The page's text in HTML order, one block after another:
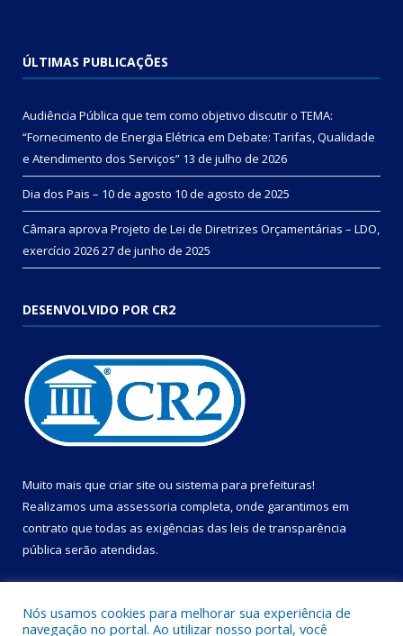
ÚLTIMAS PUBLICAÇÕES
Audiência Pública que tem como objetivo discutir o TEMA:
“Fornecimento de Energia Elétrica em Debate: Tarifas, Qualidade
e Atendimento dos Serviços” 13 de julho de 2026
Dia dos Pais – 10 de agosto 10 de agosto de 2025
Câmara aprova Projeto de Lei de Diretrizes Orçamentárias – LDO,
exercício 202627 de junho de 2025
DESENVOLVIDO POR CR2
Muito mais que criar site ou sistema para prefeituras!
Realizamos uma assessoria completa, onde garantimos em
contrato que todas as exigências das leis de transparência
pública serão atendidas.
Nós usamos cookies para melhorar sua experiência de
navegação no portal. Ao utilizar nosso portal, você